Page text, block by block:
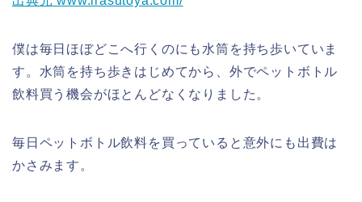
僕は毎日ほぼどこへ行くのにも水筒を持ち歩いていま
す。水筒を持ち歩きはじめてから、外でペットボトル
飲料買う機会がほとんどなくなりました。
毎日ペットボトル飲料を買っていると意外にも出費は
かさみます。